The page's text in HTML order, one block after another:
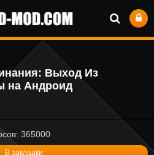
Выход Из
на Андроид
365000
В закладки